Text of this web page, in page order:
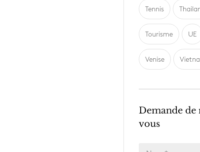
Tennis
Tourisme UE
Venise
Demande de
vous